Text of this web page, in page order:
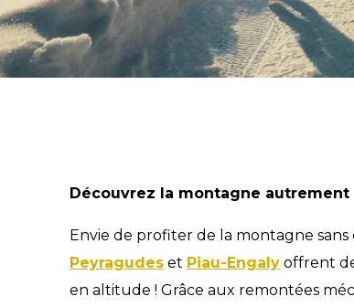
Découvrez la montagne autrement
Envie de profiter de la montagne sans
Peyragudes et Piau-Engaly offrent
en altitude ! Grâce aux remontées